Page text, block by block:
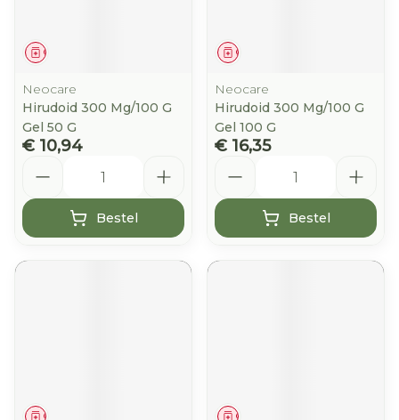
Geneesmiddel
Neocare
Hirudoid 300 Mg/100 G
Gel 50 G
€ 10,94
Bestel
Geneesmiddel
Neocare
Hirudoid 300 Mg/100 G
Gel 100 G
€ 16,35
Bestel
Geneesmiddel Geneesmiddel